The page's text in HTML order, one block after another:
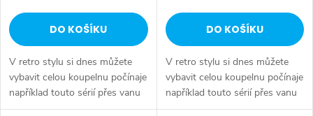
DO KOŠÍKU
V retro stylu si dnes můžete
vybavit celou koupelnu počínaje
například touto sérií přes vanu
Retro, doplňky Diamond až po
DO KOŠÍKU
V retro stylu si dnes můžete
vybavit celou koupelnu počínaje
například touto sérií přes vanu
Retro, doplňky Diamond až po